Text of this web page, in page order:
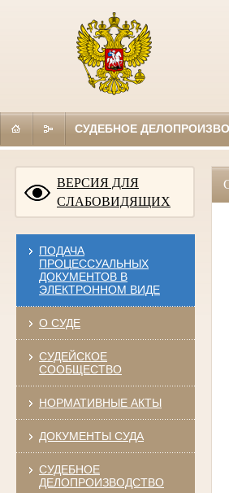
СУДЕБНОЕ
ВЕРСИЯ ДЛЯ
СЛАБОВИДЯЩИХ
ПОДАЧА
ПРОЦЕССУАЛЬНЫХ
ДОКУМЕНТОВ В
ЭЛЕКТРОННОМ ВИДЕ
О СУДЕ
СУДЕЙСКОЕ
СООБЩЕСТВО
НОРМАТИВНЫЕ АКТЫ
ДОКУМЕНТЫ СУДА
СУДЕБНОЕ
ДЕЛОПРОИЗВОДСТВО